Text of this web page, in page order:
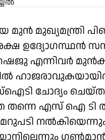
മുൻ മുഖ്യമന്ത്രി
ഉദ്യോഗസ്ഥൻ
എന്നിവർ മുൻകൂർ
ചോദ്യം ചെയ്തു.
തന്നെ എസ് ഐ ടി
നൽകിയെന്നും